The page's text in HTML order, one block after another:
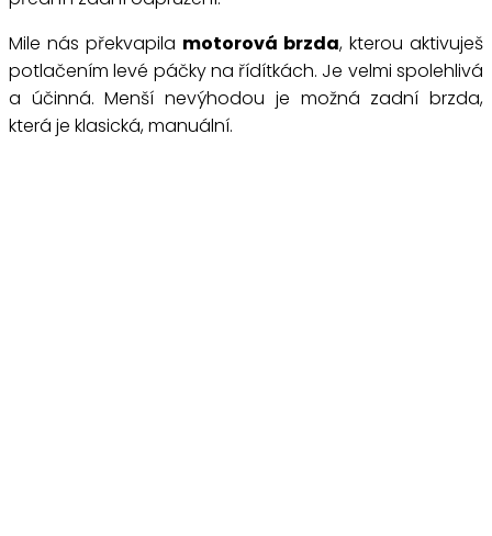
Mile nás překvapila motorová brzda, kterou aktivuješ
potlačením levé páčky na řídítkách. Je velmi spolehlivá
a účinná. Menší nevýhodou je možná zadní brzda,
která je klasická, manuální.